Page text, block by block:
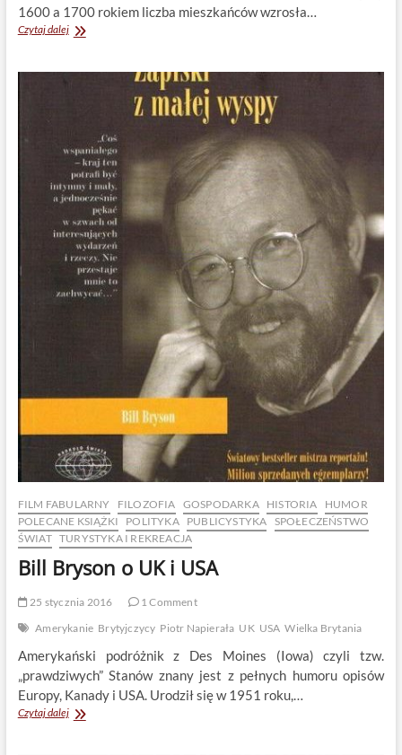
1600 a 1700 rokiem liczba mieszkańców wzrosła…
Czytaj dalejGlasgow
FILM FABULARNY FILOZOFIA GOSPODARKA HISTORIA
HUMOR
POLECANE KSIĄŻKI
POLITYKA PUBLICYSTYKA SPOŁECZEŃSTWO
ŚWIAT TURYSTYKA I REKREACJA
Bill Bryson o UK i USA
25 stycznia 2016
1 Comment
Amerykanie Brytyjczycy Piotr Napierała UK USA Wielka Brytania
Amerykański podróżnik z Des Moines (Iowa) czyli tzw.
„prawdziwych” Stanów znany jest z pełnych humoru opisów
Europy, Kanady i USA. Urodził się w 1951 roku,…
Czytaj dalejBill